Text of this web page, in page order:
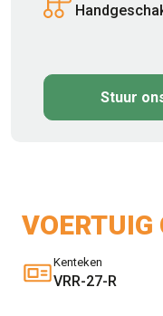
Stuur
VOERTUIG
Kenteken
VRR-27-R